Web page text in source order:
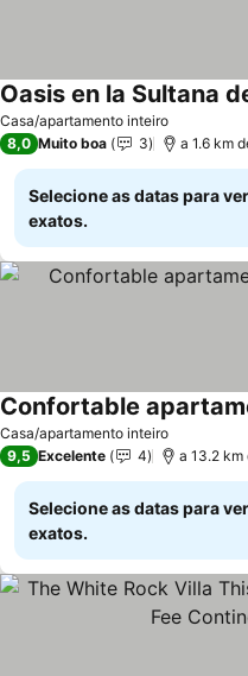
Casa/apartamento inteiro
Oasis en la Sultana
8,0 Muito boa 3 a 1.6 km
Selecione as datas para
exatos.
Casa/apartamento inteiro
Ver preços
9,5 Excelente 4 a 13.2 km
Selecione as datas para
exatos.